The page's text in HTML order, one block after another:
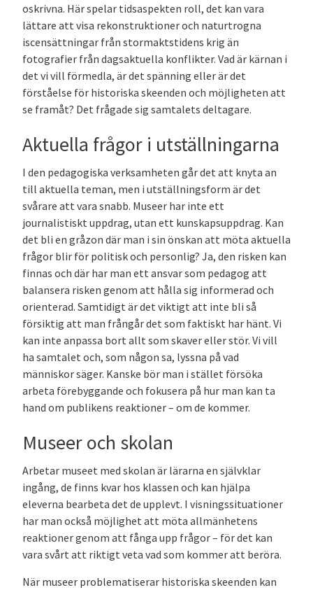
oskrivna. Här spelar tidsaspekten roll, det kan vara
lättare att visa rekonstruktioner och naturtrogna
iscensättningar från stormaktstidens krig än
fotografier från dagsaktuella konflikter. Vad är kärnan i
det vi vill förmedla, är det spänning eller är det
förståelse för historiska skeenden och möjligheten att
se framåt? Det frågade sig samtalets deltagare.
Aktuella frågor i utställningarna
I den pedagogiska verksamheten går det att knyta an
till aktuella teman, men i utställningsform är det
svårare att vara snabb. Museer har inte ett
journalistiskt uppdrag, utan ett kunskapsuppdrag. Kan
det bli en gråzon där man i sin önskan att möta aktuella
frågor blir för politisk och personlig? Ja, den risken kan
finnas och där har man ett ansvar som pedagog att
balansera risken genom att hålla sig informerad och
orienterad. Samtidigt är det viktigt att inte bli så
försiktig att man frångår det som faktiskt har hänt. Vi
kan inte anpassa bort allt som skaver eller stör. Vi vill
ha samtalet och, som någon sa, lyssna på vad
människor säger. Kanske bör man i stället försöka
arbeta förebyggande och fokusera på hur man kan ta
hand om publikens reaktioner – om de kommer.
Museer och skolan
Arbetar museet med skolan är lärarna en självklar
ingång, de finns kvar hos klassen och kan hjälpa
eleverna bearbeta det de upplevt. I visningssituationer
har man också möjlighet att möta allmänhetens
reaktioner genom att fånga upp frågor – för det kan
vara svårt att riktigt veta vad som kommer att beröra.
När museer problematiserar historiska skeenden kan